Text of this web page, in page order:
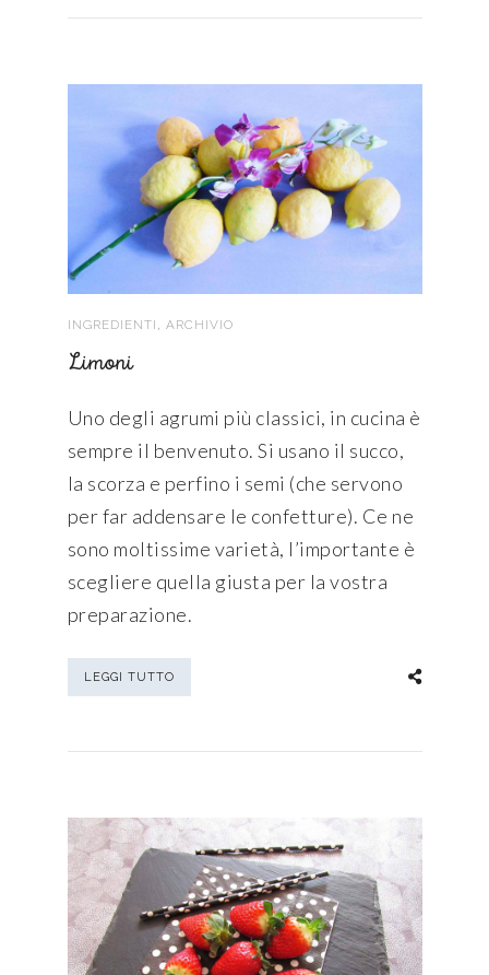
INGREDIENTI , ARCHIVIO
Limoni
Uno degli agrumi più classici, in cucina è
sempre il benvenuto. Si usano il succo,
la scorza e perfino i semi (che servono
per far addensare le confetture). Ce ne
sono moltissime varietà, l’importante è
scegliere quella giusta per la vostra
preparazione.
LEGGI TUTTO